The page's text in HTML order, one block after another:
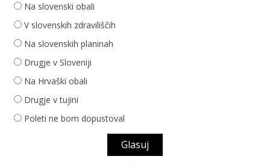
Na slovenski obali
V slovenskih zdraviliščih
Na slovenskih planinah
Drugje v Sloveniji
Na Hrvaški obali
Drugje v tujini
Poleti ne bom dopustoval